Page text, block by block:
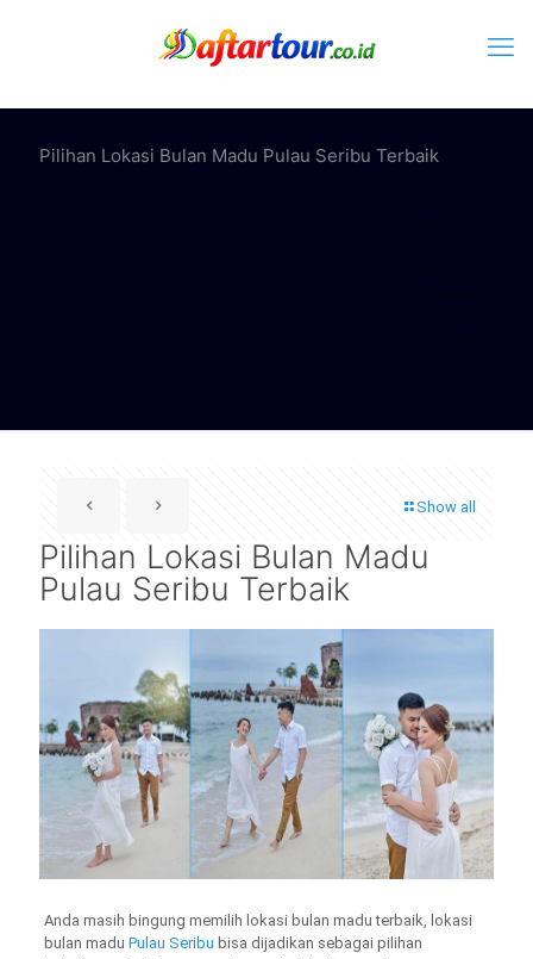
Pilihan Lokasi Bulan Madu Pulau Seribu Terbaik
Show all
Pilihan Lokasi Bulan Madu
Pulau Seribu Terbaik
Anda masih bingung memilih lokasi bulan madu terbaik, lokasi
bulan madu Pulau Seribu bisa dijadikan sebagai pilihan